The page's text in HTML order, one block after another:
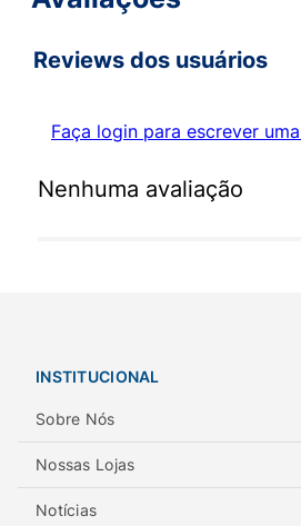
Reviews dos usuários
Faça login para escrever
Nenhuma avaliação
INSTITUCIONAL
Sobre Nós
Nossas Lojas
Notícias